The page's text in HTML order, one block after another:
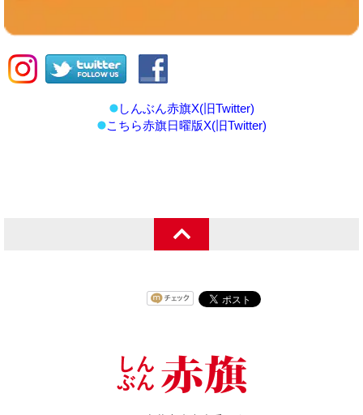
しんぶん赤旗X(旧Twitter)
こちら赤旗日曜版X(旧Twitter)